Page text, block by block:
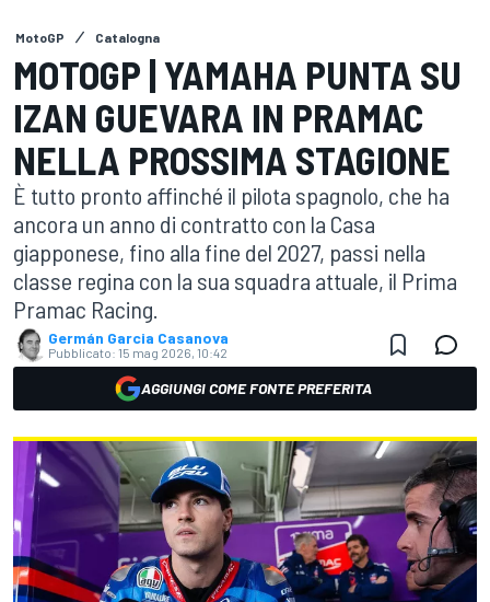
MotoGP Catalogna
MOTOGP | YAMAHA PUNTA SU
IZAN GUEVARA IN PRAMAC
NELLA PROSSIMA STAGIONE
È tutto pronto affinché il pilota spagnolo, che ha
ancora un anno di contratto con la Casa
giapponese, fino alla fine del 2027, passi nella
classe regina con la sua squadra attuale, il Prima
Pramac Racing.
Germán Garcia Casanova
Pubblicato: 15 mag 2026, 10:42
AGGIUNGI COME FONTE PREFERITA